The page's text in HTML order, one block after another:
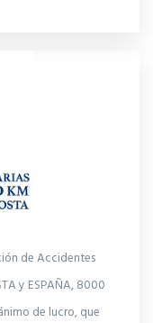
de Accidentes
y ESPAÑA, 8000
de lucro, que